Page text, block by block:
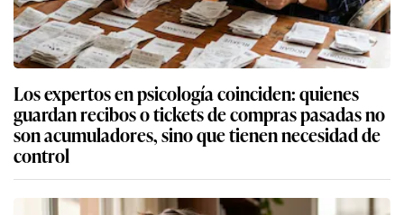
Los expertos en psicología coinciden: quienes
guardan recibos o tickets de compras pasadas no
son acumuladores, sino que tienen necesidad de
control